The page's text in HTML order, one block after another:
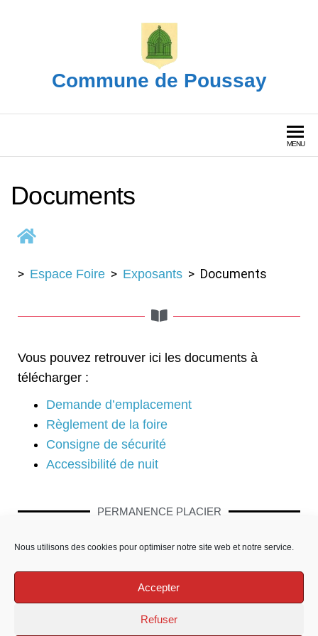
Nous utilisons des cookies pour optimiser notre site web et notre service.
Accepter
Refuser
Commune de Poussay
MENU
Documents
> Espace Foire > Exposants > Documents
Vous pouvez retrouver ici les documents à
télécharger :
Demande d’emplacement
Règlement de la foire
Consigne de sécurité
Accessibilité de nuit
PERMANENCE PLACIER
A partir de juillet : Mardi et Jeudi de 14h à 17h30
A partir du 1er Octobre : Mardi – Jeudi – Vendredi